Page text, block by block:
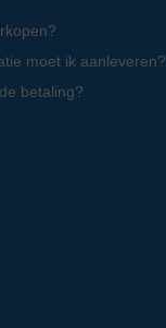
moet ik aanleveren?
betaling?